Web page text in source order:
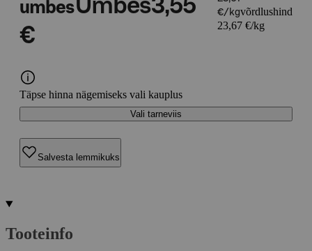
umbesUmbes3,55
€
€/kgvõrdlushind
23,67 €/kg
Täpse hinna nägemiseks vali kauplus
Vali tarneviis
Salvesta lemmikuks
Tooteinfo